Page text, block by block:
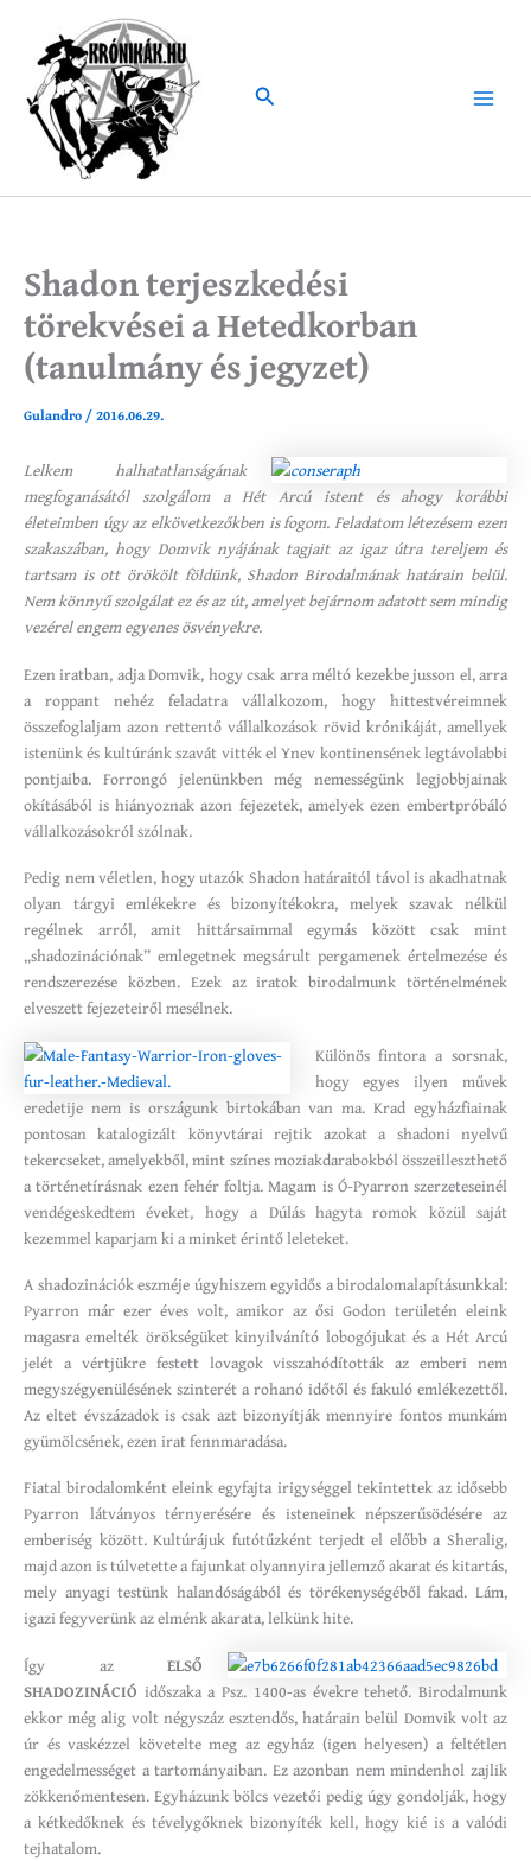
content
Search
Main
Shadon terjeszkedési
törekvései a Hetedkorban
(tanulmány és jegyzet)
Gulandro /2016.06.29.
Lelkem halhatatlanságának
megfoganásától szolgálom a Hét Arcú istent és ahogy korábbi
életeimben úgy az elkövetkezőkben is fogom. Feladatom létezésem ezen
szakaszában, hogy Domvik nyájának tagjait az igaz útra tereljem és
tartsam is ott örökölt földünk, Shadon Birodalmának határain belül.
Nem könnyű szolgálat ez és az út, amelyet bejárnom adatott sem mindig
vezérel engem egyenes ösvényekre.
Ezen iratban, adja Domvik, hogy csak arra méltó kezekbe jusson el, arra
a roppant nehéz feladatra vállalkozom, hogy hittestvéreimnek
összefoglaljam azon rettentő vállalkozások rövid krónikáját, amellyek
istenünk és kultúránk szavát vitték el Ynev kontinensének legtávolabbi
pontjaiba. Forrongó jelenünkben még nemességünk legjobbjainak
okításából is hiányoznak azon fejezetek, amelyek ezen embertpróbáló
vállalkozásokról szólnak.
Pedig nem véletlen, hogy utazók Shadon határaitól távol is akadhatnak
olyan tárgyi emlékekre és bizonyítékokra, melyek szavak nélkül
regélnek arról, amit hittársaimmal egymás között csak mint
„shadozinációnak” emlegetnek megsárult pergamenek értelmezése és
rendszerezése közben. Ezek az iratok birodalmunk történelmének
elveszett fejezeteiről mesélnek.
Különös fintora a sorsnak,
hogy egyes ilyen művek
eredetije nem is országunk birtokában van ma. Krad egyházfiainak
pontosan katalogizált könyvtárai rejtik azokat a shadoni nyelvű
tekercseket, amelyekből, mint színes moziakdarabokból összeilleszthető
a történetírásnak ezen fehér foltja. Magam is Ó-Pyarron szerzeteseinél
vendégeskedtem éveket, hogy a Dúlás hagyta romok közül saját
kezemmel kaparjam ki a minket érintő leleteket.
A shadozinációk eszméje úgyhiszem egyidős a birodalomalapításunkkal:
Pyarron már ezer éves volt, amikor az ősi Godon területén eleink
magasra emelték örökségüket kinyilvánító lobogójukat és a Hét Arcú
jelét a vértjükre festett lovagok visszahódították az emberi nem
megyszégyenülésének szinterét a rohanó időtől és fakuló emlékezettől.
Az eltet évszázadok is csak azt bizonyítják mennyire fontos munkám
gyümölcsének, ezen irat fennmaradása.
Fiatal birodalomként eleink egyfajta irigységgel tekintettek az idősebb
Pyarron látványos térnyerésére és isteneinek népszerűsödésére az
emberiség között. Kultúrájuk futótűzként terjedt el előbb a Sheralig,
majd azon is túlvetette a fajunkat olyannyira jellemző akarat és kitartás,
mely anyagi testünk halandóságából és törékenységéből fakad. Lám,
igazi fegyverünk az elménk akarata, lelkünk hite.
Így azELSŐ
SHADOZINÁCIÓ időszaka a Psz. 1400-as évekre tehető. Birodalmunk
ekkor még alig volt négyszáz esztendős, határain belül Domvik volt az
úr és vaskézzel követelte meg az egyház (igen helyesen) a feltétlen
engedelmességet a tartományaiban. Ez azonban nem mindenhol zajlik
zökkenőmentesen. Egyházunk bölcs vezetői pedig úgy gondolják, hogy
a kétkedőknek és tévelygőknek bizonyíték kell, hogy kié is a valódi
tejhatalom.